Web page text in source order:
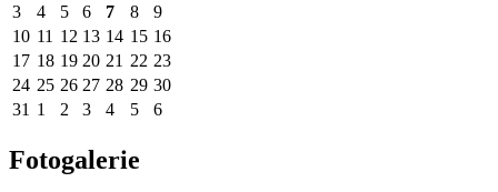
3
4 5 6 7 8
9
10 11 12 13 14 15 16
17 18 19 20 21 22 23
24 25 26 27 28 29 30
31 1 2 3 4 5 6
Fotogalerie